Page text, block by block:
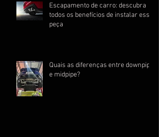
Escapamento de carro: descubra
todos os benefícios de instalar essa
peça
Quais as diferenças entre downpipe
e midpipe?